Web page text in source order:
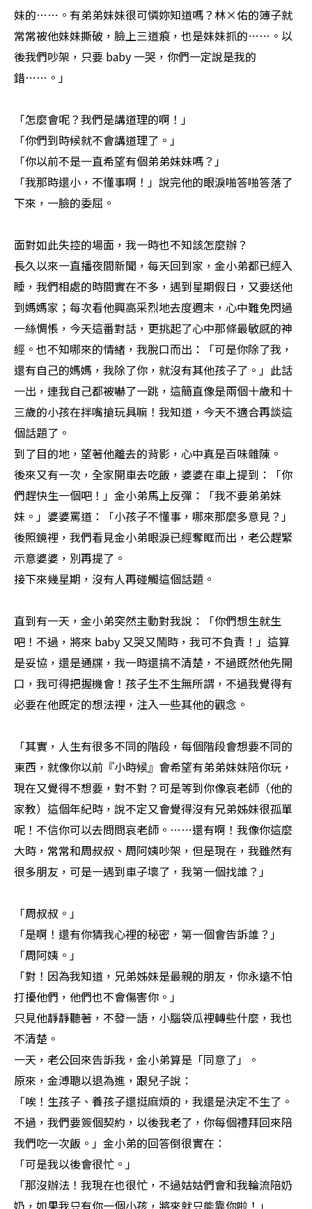
妹的……。有弟弟妹妹很可憐妳知道嗎？林×佑的簿子就
常常被他妹妹撕破，臉上三道痕，也是妹妹抓的……。以
後我們吵架，只要 baby 一哭，你們一定說是我的
錯……。」
「怎麼會呢？我們是講道理的啊！」
「你們到時候就不會講道理了。」
「你以前不是一直希望有個弟弟妹妹嗎？」
「我那時還小，不懂事啊！」說完他的眼淚啪答啪答落了
下來，一臉的委屈。
面對如此失控的場面，我一時也不知該怎麼辦？
長久以來一直播夜間新聞，每天回到家，金小弟都已經入
睡，我們相處的時間實在不多，遇到星期假日，又要送他
到媽媽家；每次看他興高采烈地去度週末，心中難免閃過
一絲惆悵，今天這番對話，更挑起了心中那條最敏感的神
經。也不知哪來的情緒，我脫口而出：「可是你除了我，
還有自己的媽媽，我除了你，就沒有其他孩子了。」此話
一出，連我自己都被嚇了一跳，這簡直像是兩個十歲和十
三歲的小孩在拌嘴搶玩具嘛！我知道，今天不適合再談這
個話題了。
到了目的地，望著他離去的背影，心中真是百味雜陳。
後來又有一次，全家開車去吃飯，婆婆在車上提到：「你
們趕快生一個吧！」金小弟馬上反彈：「我不要弟弟妹
妹。」婆婆罵道：「小孩子不懂事，哪來那麼多意見？」
後照鏡裡，我們看見金小弟眼淚已經奪眶而出，老公趕緊
示意婆婆，別再提了。
接下來幾星期，沒有人再碰觸這個話題。
直到有一天，金小弟突然主動對我說：「你們想生就生
吧！不過，將來 baby 又哭又鬧時，我可不負責！」這算
是妥協，還是通牒，我一時還搞不清楚，不過既然他先開
口，我可得把握機會！孩子生不生無所謂，不過我覺得有
必要在他既定的想法裡，注入一些其他的觀念。
「其實，人生有很多不同的階段，每個階段會想要不同的
東西，就像你以前『小時候』會希望有弟弟妹妹陪你玩，
現在又覺得不想要，對不對？可是等到你像哀老師（他的
家教）這個年紀時，說不定又會覺得沒有兄弟姊妹很孤單
呢！不信你可以去問問哀老師。……還有啊！我像你這麼
大時，常常和周叔叔、周阿姨吵架，但是現在，我雖然有
很多朋友，可是一遇到車子壞了，我第一個找誰？」
「周叔叔。」
「是啊！還有你猜我心裡的秘密，第一個會告訴誰？」
「周阿姨。」
「對！因為我知道，兄弟姊妹是最親的朋友，你永遠不怕
打擾他們，他們也不會傷害你。」
只見他靜靜聽著，不發一語，小腦袋瓜裡轉些什麼，我也
不清楚。
一天，老公回來告訴我，金小弟算是「同意了」。
原來，金溥聰以退為進，跟兒子說：
「唉！生孩子、養孩子還挺麻煩的，我還是決定不生了。
不過，我們要簽個契約，以後我老了，你每個禮拜回來陪
我們吃一次飯。」金小弟的回答倒很實在：
「可是我以後會很忙。」
「那沒辦法！我現在也很忙，不過姑姑們會和我輪流陪奶
奶，如果我只有你一個小孩，將來就只能靠你啦！」